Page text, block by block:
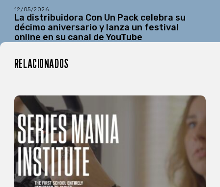
12/05/2026
La distribuidora Con Un Pack celebra su
décimo aniversario y lanza un festival
online en su canal de YouTube
RELACIONADOS